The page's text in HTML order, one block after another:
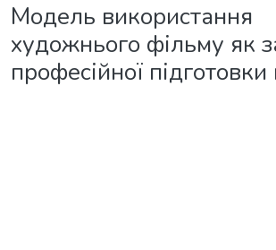
Модель використання
художнього фільму як
професійної